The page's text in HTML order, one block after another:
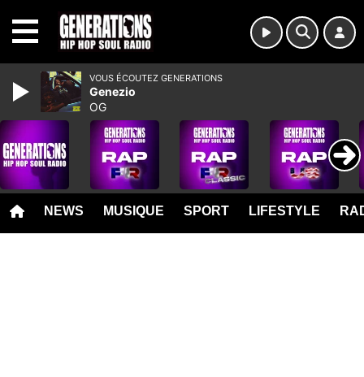
NEWS MUSIQUE SPORT LIFESTYLE
VOUS ÉCOUTEZ GENERATIONS
Genezio
OG